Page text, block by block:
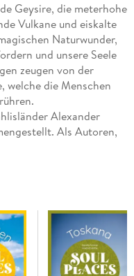
Geysire, die meterhohe
Vulkane und eiskalte
Naturwunder,
und unsere Seele
zeugen von der
welche die Menschen
Alexander
Als Autoren,
Jahres im
Sinnen in die Seele
für Kenner:innen und
für sich entdecken